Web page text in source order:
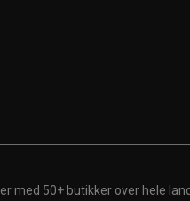
med 50+ butikker over hele